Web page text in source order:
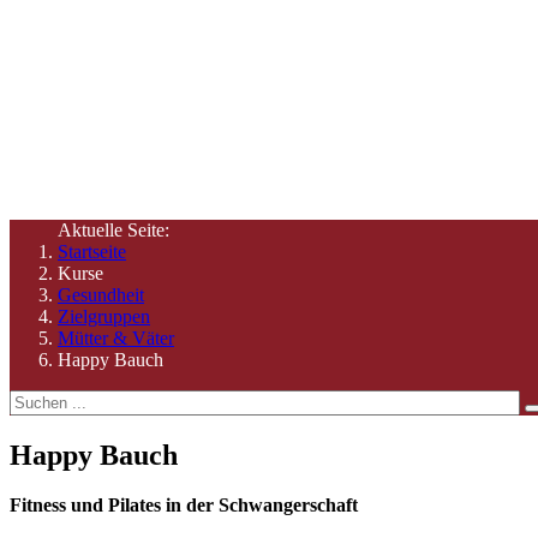
Aktuelle Seite:
Startseite
Kurse
Gesundheit
Zielgruppen
Mütter & Väter
Happy Bauch
Happy Bauch
Fitness und Pilates in der Schwangerschaft